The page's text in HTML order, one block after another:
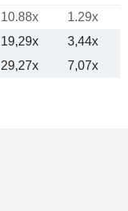
10.88x
1.29x
19,29x
3,44x
29,27x 7,07x